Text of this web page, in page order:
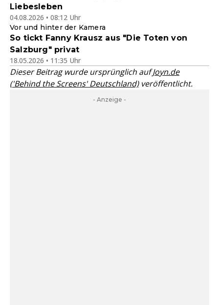
Liebesleben
04.08.2026 • 08:12 Uhr
Vor und hinter der Kamera
So tickt Fanny Krausz aus "Die Toten von
Salzburg" privat
18.05.2026 • 11:35 Uhr
Dieser Beitrag wurde ursprünglich aufJoyn.de
('Behind the Screens' Deutschland)veröffentlicht.
- Anzeige -